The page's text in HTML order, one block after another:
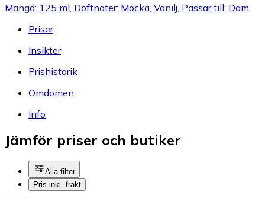
Mängd: 125 ml, Doftnoter: Mocka, Vanilj, Passar till: Dam
Priser
Insikter
Prishistorik
Omdömen
Info
Jämför priser och butiker
Alla filter
Pris inkl. frakt